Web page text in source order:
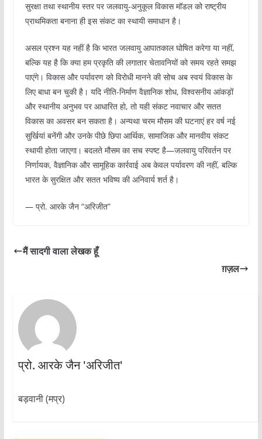
सुरक्षा तथा स्थानीय स्तर पर जलवायु-अनुकूल विकास मॉडल को राष्ट्रीय
प्राथमिकता बनाना ही इस संकट का स्थायी समाधान है।
असल प्रश्न यह नहीं है कि भारत जलवायु आपातकाल घोषित करेगा या नहीं,
बल्कि यह है कि क्या हम प्रकृति की लगातार चेतावनियों को समय रहते समझ
पाएंगे। विकास और पर्यावरण को विरोधी मानने की सोच अब स्वयं विकास के
लिए बाधा बन चुकी है। यदि नीति-निर्माण वैज्ञानिक शोध, विश्वसनीय आंकड़ों
और स्थानीय अनुभव पर आधारित हो, तो यही संकट नवाचार और सतत
विकास का अवसर बन सकता है। अन्यथा चरम मौसम की घटनाएं हर वर्ष नई
सुर्खियां बनेंगी और उनके पीछे छिपा आर्थिक, सामाजिक और मानवीय संकट
स्थायी होता जाएगा। बदलते मौसम का सच स्पष्ट है—जलवायु परिवर्तन पर
निर्णायक, वैज्ञानिक और सामूहिक कार्रवाई अब केवल पर्यावरण की नहीं, बल्कि
भारत के सुरक्षित और सतत भविष्य की अनिवार्य शर्त है।
— प्रो. आरके जैन “अरिजीत”
मैं सादगी वाला लेखक हूँ
ग़ज़ल
प्रो. आरके जैन 'अरिजीत'
बड़वानी (मप्र)